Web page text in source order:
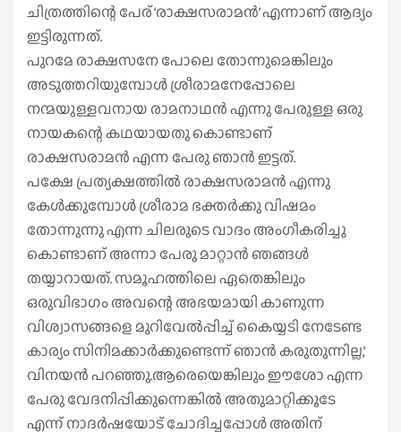
ചിത്രത്തിന്റെ പേര് ‘രാക്ഷസരാമന്‍’ എന്നാണ് ആദ്യം
ഇട്ടിരുന്നത്.
പുറമേ രാക്ഷസനേ പോലെ തോന്നുമെങ്കിലും
അടുത്തറിയുമ്പോള്‍ ശ്രീരാമനേപ്പോലെ
നന്മയുള്ളവനായ രാമനാഥന്‍ എന്നു പേരുള്ള ഒരു
നായകന്റെ കഥയായതു കൊണ്ടാണ്
രാക്ഷസരാമന്‍ എന്ന പേരു ഞാന്‍ ഇട്ടത്.
പക്ഷേ പ്രത്യക്ഷത്തില്‍ രാക്ഷസരാമന്‍ എന്നു
കേള്‍ക്കുമ്പോള്‍ ശ്രീരാമ ഭക്തര്‍ക്കു വിഷമം
തോന്നുന്നു എന്ന ചിലരുടെ വാദം അംഗീകരിച്ചു
കൊണ്ടാണ് അന്നാ പേരു മാറ്റാന്‍ ഞങ്ങള്‍
തയ്യാറായത്. സമൂഹത്തിലെ ഏതെങ്കിലും
ഒരുവിഭാഗം അവന്റെ അഭയമായി കാണുന്ന
വിശ്വാസങ്ങളെ മുറിവേല്‍പ്പിച്ച് കൈയ്യടി നേടേണ്ട
കാര്യം സിനിമക്കാര്‍ക്കുണ്ടെന്ന് ഞാന്‍ കരുതുന്നില്ല,’
വിനയന്‍ പറഞ്ഞു.ആരെയെങ്കിലും ഈശോ എന്ന
പേരു വേദനിപ്പിക്കുന്നെങ്കില്‍ അതുമാറ്റിക്കൂടേ
എന്ന് നാദര്‍ഷയോട് ചോദിച്ചപ്പോള്‍ അതിന്